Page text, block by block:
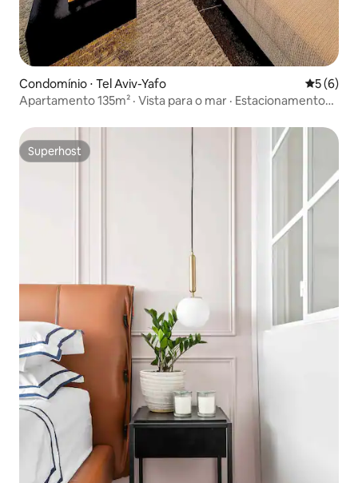
Condomínio ⋅ Tel Aviv-Yafo 5 de
5 (6)
Apartamento 135m² · Vista para o mar · Estacionamento
Superhost
Superhost